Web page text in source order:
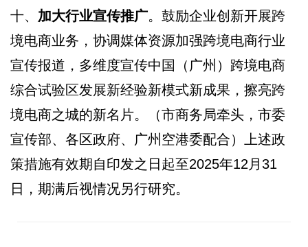
十、 加大行业宣传推广。鼓励企业创新开展跨
境电商业务，协调媒体资源加强跨境电商行业
宣传报道，多维度宣传中国（广州）跨境电商
综合试验区发展新经验新模式新成果，擦亮跨
境电商之城的新名片。（市商务局牵头，市委
宣传部、各区政府、广州空港委配合）上述政
策措施有效期自印发之日起至2025年12月31
日，期满后视情况另行研究。